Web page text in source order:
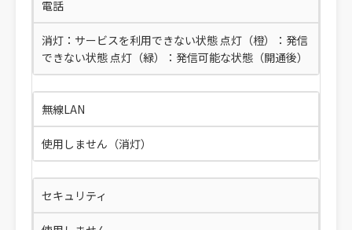
電話
消灯：サービスを利用できない状態 点灯（橙）：発信
できない状態 点灯（緑）：発信可能な状態（開通後）
無線LAN
使用しません（消灯）
セキュリティ